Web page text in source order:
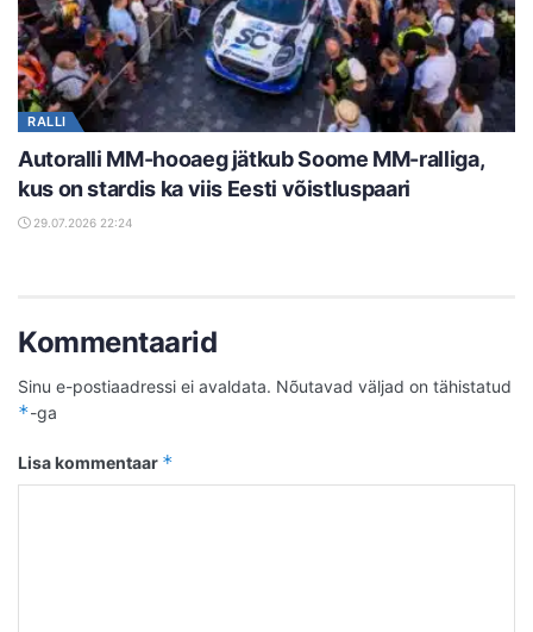
RALLI
Autoralli MM-hooaeg jätkub Soome MM-ralliga,
kus on stardis ka viis Eesti võistluspaari
29.07.2026 22:24
Kommentaarid
Sinu e-postiaadressi ei avaldata. Nõutavad väljad on tähistatud
*-ga
Lisa kommentaar *